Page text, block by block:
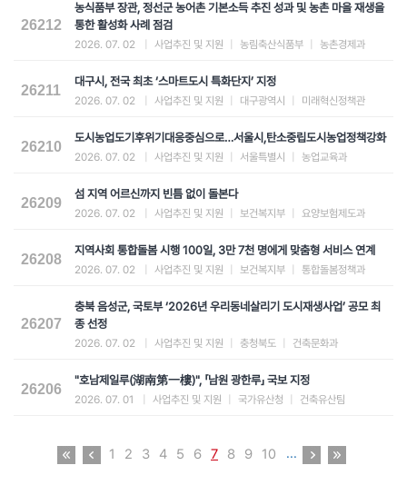
26212
농식품부 장관, 정선군 농어촌 기본소득 추진 성과 및 농촌 마을 재생을
통한 활성화 사례 점검
2026. 07. 02 사업추진 및 지원 농림축산식품부 농촌경제과
26211
대구시, 전국 최초 ‘스마트도시 특화단지’ 지정
2026. 07. 02 사업추진 및 지원 대구광역시 미래혁신정책관
26210
도시농업도기후위기대응중심으로…서울시,탄소중립도시농업정책강화
2026. 07. 02 사업추진 및 지원 서울특별시 농업교육과
26209
섬 지역 어르신까지 빈틈 없이 돌본다
2026. 07. 02 사업추진 및 지원 보건복지부 요양보험제도과
26208
지역사회 통합돌봄 시행 100일, 3만 7천 명에게 맞춤형 서비스 연계
2026. 07. 02 사업추진 및 지원 보건복지부 통합돌봄정책과
26207
충북 음성군, 국토부 ‘2026년 우리동네살리기 도시재생사업’ 공모 최
종 선정
2026. 07. 02 사업추진 및 지원 충청북도 건축문화과
26206
"호남제일루(湖南第一樓)", 「남원 광한루」 국보 지정
2026. 07. 01 사업추진 및 지원 국가유산청 건축유산팀
1 2 3 4 5 6 7 8 9 10 ...